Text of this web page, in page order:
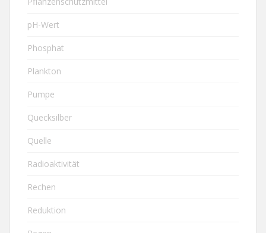
pH-Wert
Phosphat
Plankton
Pumpe
Quecksilber
Quelle
Radioaktivität
Rechen
Reduktion